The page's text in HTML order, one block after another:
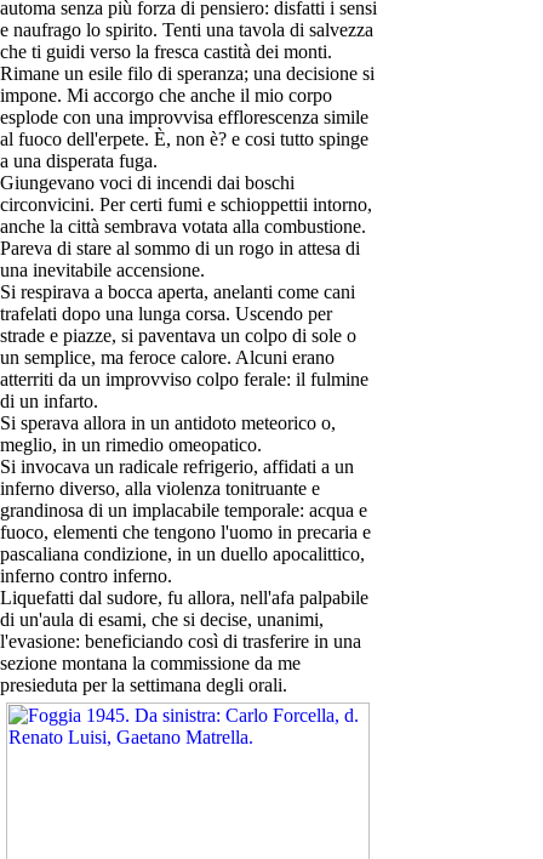
automa senza più forza di pensiero: disfatti i sensi
e naufrago lo spirito. Tenti una tavola di salvezza
che ti guidi verso la fresca castità dei monti.
Rimane un esile filo di speranza; una decisione si
impone. Mi accorgo che anche il mio corpo
esplode con una improvvisa efflorescenza simile
al fuoco dell'erpete. È, non è? e cosi tutto spinge
a una disperata fuga.
Giungevano voci di incendi dai boschi
circonvicini. Per certi fumi e schioppettii intorno,
anche la città sembrava votata alla combustione.
Pareva di stare al sommo di un rogo in attesa di
una inevitabile accensione.
Si respirava a bocca aperta, anelanti come cani
trafelati dopo una lunga corsa. Uscendo per
strade e piazze, si paventava un colpo di sole o
un semplice, ma feroce calore. Alcuni erano
atterriti da un improvviso colpo ferale: il fulmine
di un infarto.
Si sperava allora in un antidoto meteorico o,
meglio, in un rimedio omeopatico.
Si invocava un radicale refrigerio, affidati a un
inferno diverso, alla violenza tonitruante e
grandinosa di un implacabile temporale: acqua e
fuoco, elementi che tengono l'uomo in precaria e
pascaliana condizione, in un duello apocalittico,
inferno contro inferno.
Liquefatti dal sudore, fu allora, nell'afa palpabile
di un'aula di esami, che si decise, unanimi,
l'evasione: beneficiando così di trasferire in una
sezione montana la commissione da me
presieduta per la settimana degli orali.